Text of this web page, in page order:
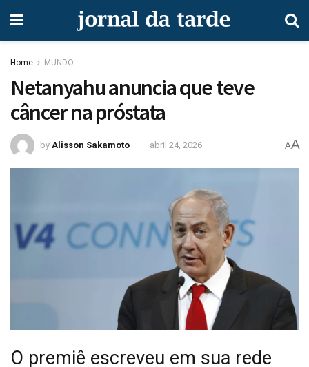
Home MUNDO
Netanyahu anuncia que teve
câncer na próstata
by Alisson Sakamoto abril 24, 2026 AA
O premiê escreveu em sua rede